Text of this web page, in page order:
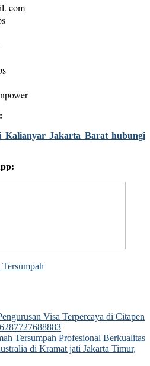
com
Visa Terpercaya di Citapen
Tersumpah Profesional Berkualitas
di Kramat jati Jakarta Timur,